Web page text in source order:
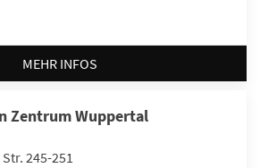
MEHR INFOS
Zentrum Wuppertal
245-251